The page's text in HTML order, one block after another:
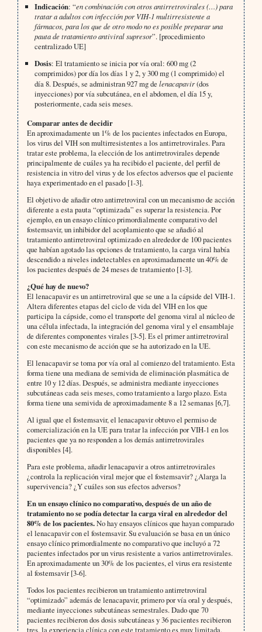
Indicación: “en combinación con otros antirretrovirales (…) para
tratar a adultos con infección por VIH-1 multirresistente a
fármacos, para los que de otro modo no es posible preparar una
pauta de tratamiento antiviral supresor”. [procedimiento
centralizado UE]
Dosis: El tratamiento se inicia por vía oral: 600 mg (2
comprimidos) por día los días 1 y 2, y 300 mg (1 comprimido) el
día 8. Después, se administran 927 mg delenacapavir(dos
inyecciones) por vía subcutánea, en el abdomen, el día 15 y,
posteriormente, cada seis meses.
Comparar antes de decidir
En aproximadamente un 1% de los pacientes infectados en Europa,
los virus del VIH son multirresistentes a los antirretrovirales. Para
tratar este problema, la elección de los antirretrovirales depende
principalmente de cuáles ya ha recibido el paciente, del perfil de
resistencia in vitro del virus y de los efectos adversos que el paciente
haya experimentado en el pasado [1-3].
El objetivo de añadir otro antirretroviral con un mecanismo de acción
diferente a esta pauta “optimizada” es superar la resistencia. Por
ejemplo, en un ensayo clínico primordialmente comparativo del
fostemsavir, un inhibidor del acoplamiento que se añadió al
tratamiento antirretroviral optimizado en alrededor de 100 pacientes
que habían agotado las opciones de tratamiento, la carga viral había
descendido a niveles indetectables en aproximadamente un 40% de
los pacientes después de 24 meses de tratamiento [1-3].
¿Qué hay de nuevo?
El lenacapavir es un antirretroviral que se une a la cápside del VIH-1.
Altera diferentes etapas del ciclo de vida del VIH en los que
participa la cápside, como el transporte del genoma viral al núcleo de
una célula infectada, la integración del genoma viral y el ensamblaje
de diferentes componentes virales [3-5]. Es el primer antirretroviral
con este mecanismo de acción que se ha autorizado en la UE.
El lenacapavir se toma por vía oral al comienzo del tratamiento. Esta
forma tiene una mediana de semivida de eliminación plasmática de
entre 10 y 12 días. Después, se administra mediante inyecciones
subcutáneas cada seis meses, como tratamiento a largo plazo. Esta
forma tiene una semivida de aproximadamente 8 a 12 semanas [6,7].
Al igual que el fostemsavir, el lenacapavir obtuvo el permiso de
comercialización en la UE para tratar la infección por VIH-1 en los
pacientes que ya no responden a los demás antirretrovirales
disponibles [4].
Para este problema, añadir lenacapavir a otros antirretrovirales
¿controla la replicación viral mejor que el fostemsavir? ¿Alarga la
supervivencia? ¿Y cuáles son sus efectos adversos?
En un ensayo clínico no comparativo, después de un año de
tratamiento no se podía detectar la carga viral en alrededor del
80% de los pacientes.No hay ensayos clínicos que hayan comparado
el lenacapavir con el fostemsavir. Su evaluación se basa en un único
ensayo clínico primordialmente no comparativo que incluyó a 72
pacientes infectados por un virus resistente a varios antirretrovirales.
En aproximadamente un 30% de los pacientes, el virus era resistente
al fostemsavir [3-6].
Todos los pacientes recibieron un tratamiento antirretroviral
“optimizado” además de lenacapavir, primero por vía oral y después,
mediante inyecciones subcutáneas semestrales. Dado que 70
pacientes recibieron dos dosis subcutáneas y 36 pacientes recibieron
tres, la experiencia clínica con este tratamiento es muy limitada.